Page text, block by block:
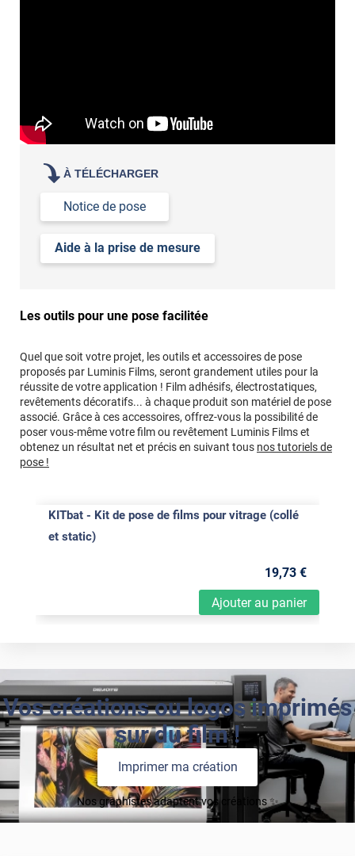
À TÉLÉCHARGER
Notice de pose
Aide à la prise de mesure
Les outils pour une pose facilitée
Quel que soit votre projet, les outils et accessoires de pose
proposés par Luminis Films, seront grandement utiles pour la
réussite de votre application ! Film adhésifs, électrostatiques,
revêtements décoratifs... à chaque produit son matériel de pose
associé. Grâce à ces accessoires, offrez-vous la possibilité de
poser vous-même votre film ou revêtement Luminis Films et
obtenez un résultat net et précis en suivant tous nos tutoriels de
pose !
KITbat - Kit de pose de films pour vitrage (collé
et static)
Ajouter au panier
19,73 €
Vos créations ou logos imprimés
sur du film !
Imprimer ma création
Nos graphistes adaptent vos créations ✨